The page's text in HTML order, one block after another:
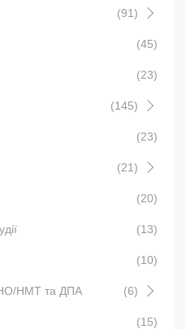
(91)
(45)
(23)
(145)
(23)
(21)
(20)
(13)
(10)
НМТ та ДПА (6)
(15)